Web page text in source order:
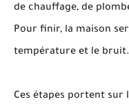
de chauffage, de
Pour finir, la maison
température et le bruit.
Ces étapes portent sur